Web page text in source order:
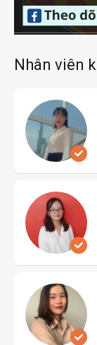
Nhân viên